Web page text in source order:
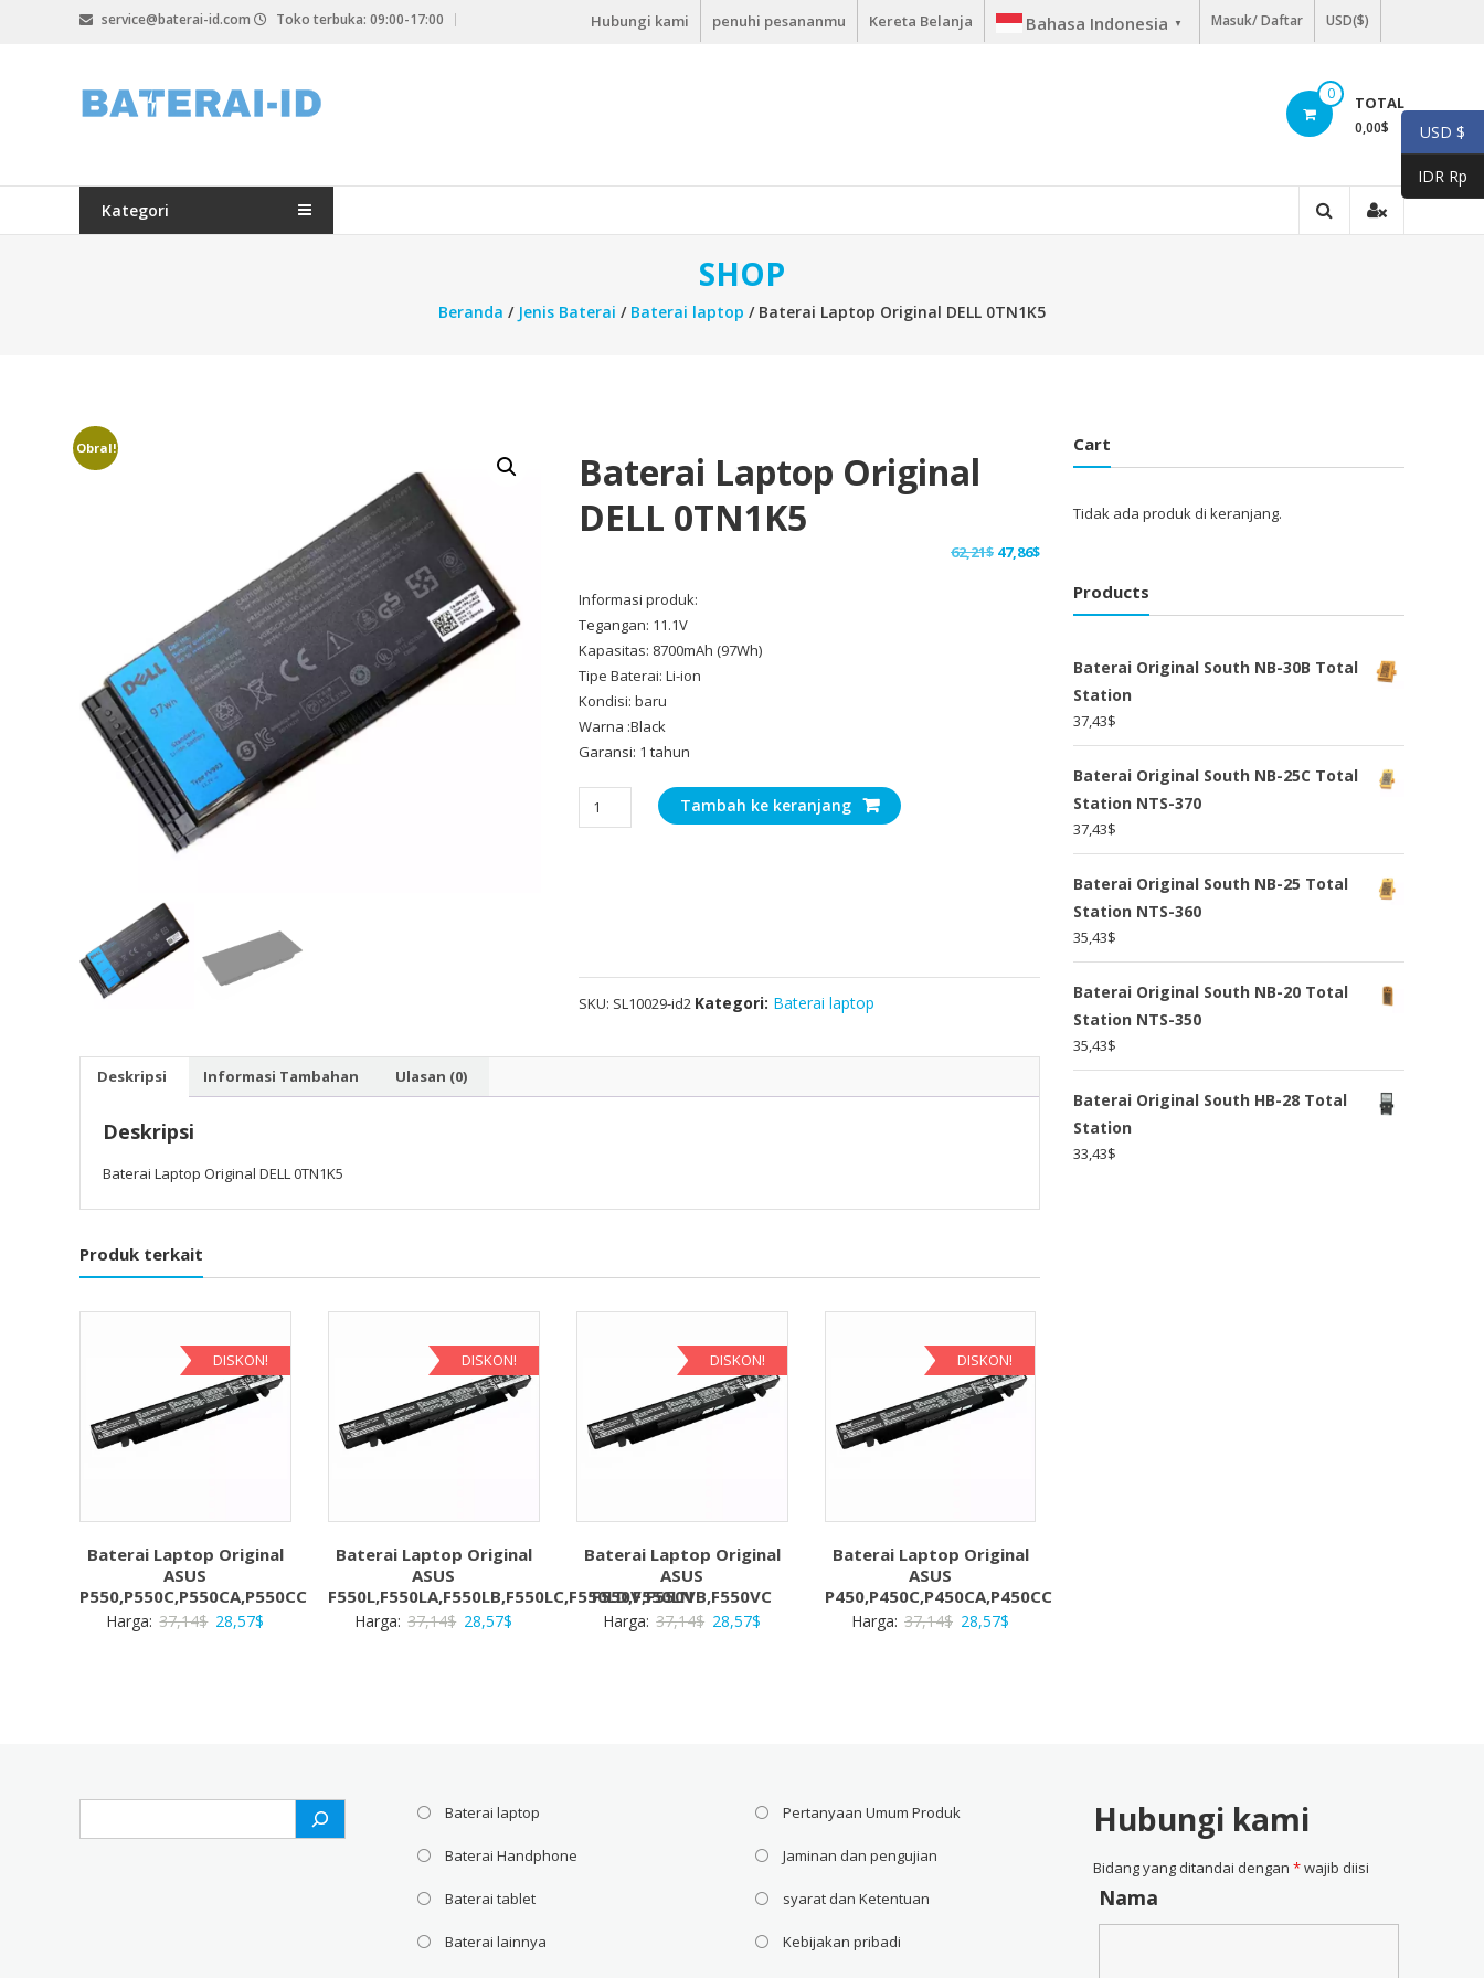
service@baterai-id.com Toko terbuka: 09:00-17:00 Hubungi kami penuhi pesananmu Kereta Belanja Bahasa Indonesia ▼ Masuk/ Daftar USD($)
bateria-
id.com
0 TOTAL
0,00$
Kategori
SHOP
Beranda / Jenis Baterai / Baterai laptop / Baterai Laptop Original DELL 0TN1K5
Obral!
Baterai Laptop Original
DELL 0TN1K5
62,21$ Harga
47,86$Harga
Informasi produk:
Tegangan: 11.1V
Kapasitas: 8700mAh (97Wh)
Tipe Baterai: Li-ion
Kondisi: baru
Warna :Black
Garansi: 1 tahun
Baterai
Tambah ke keranjang
SKU: SL10029-id2 Kategori: Baterai laptop
Deskripsi Informasi Tambahan Ulasan (0)
Deskripsi
Baterai Laptop Original DELL 0TN1K5
Produk terkait
DISKON!
Baterai Laptop Original
ASUS
P550,P550C,P550CA,P550CC
Harga: 37,14$ Harga
28,57$
DISKON!
Baterai Laptop Original
ASUS
F550L,F550LA,F550LB,F550LC,F550LD,F550LN
Harga: 37,14$ Harga
28,57$
DISKON!
Baterai Laptop Original
ASUS
F550V,F550VB,F550VC
Harga: 37,14$ Harga
28,57$
DISKON!
Baterai Laptop Original
ASUS
P450,P450C,P450CA,P450CC
Harga: 37,14$ Harga
28,57$
Cart
Tidak ada produk di keranjang.
Products
Baterai Original South NB-30B Total
Station
37,43$
Baterai Original South NB-25C Total
Station NTS-370
37,43$
Baterai Original South NB-25 Total
Station NTS-360
35,43$
Baterai Original South NB-20 Total
Station NTS-350
35,43$
Baterai Original South HB-28 Total
Station
33,43$
Baterai laptop
Baterai Handphone
Baterai tablet
Baterai lainnya
Pertanyaan Umum Produk
Jaminan dan pengujian
syarat dan Ketentuan
Kebijakan pribadi
Hubungi kami
Bidang yang ditandai dengan*wajib diisi
Nama
USD $
IDR Rp